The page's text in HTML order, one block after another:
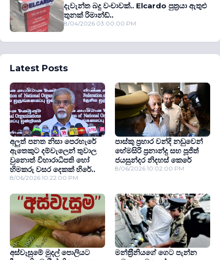
දැවැන්ත බදු වංචාවක්.. Elcardo පුත‍්‍රයා ඇතුළු
තුනක් රිමාන්ඩ්..
8/04/2026 03:00:00 PM
Latest Posts
අලුත් පනත නිසා පෙරහැරේ
ඇතෙකුට දම්වැලෙන් තුවාල
වුනොත් විහාරාධිපති හෝ
හිමකරු වසර දෙකක් හිරේ..
8/06/2026 10:22:00 PM
පාස්කු ප්‍රහාර වන්දි නඩුවෙන්
හේමසිරි ප්‍රනාන්දු සහ පූජිත්
ජයසුන්දර නිදහස් කෙරේ
8/06/2026 10:02:00 PM
අස්වැසුමේ මුදල් පොලියට
මන්ත‍්‍රීනියගේ ගෙට පැන්න